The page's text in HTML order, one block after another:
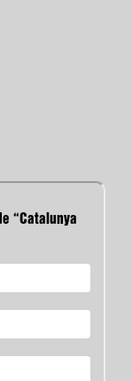
“Catalunya